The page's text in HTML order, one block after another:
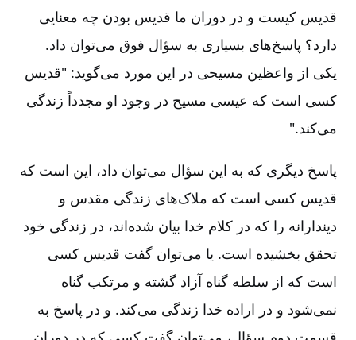
قدیس کیست و در دوران ما قدیس بودن چه معنایی
دارد؟ پاسخ‌های بسیاری به سؤال فوق می‌توان داد.
یکی از واعظین مسیحی در این مورد می‌گوید‌: "قدیس
کسی است که عیسی مسیح در وجود او مجدداً زندگی
می‌کند."
پاسخ دیگری که به این سؤال می‌توان داد، این است که
قدیس کسی است که ملاک‌های زندگی مقدس و
دیندارانه را که در کلام خدا بیان شده‌اند، در زندگی خود
تحقق بخشیده است‌. یا می‌توان گفت قدیس کسی
است که از سلطه گناه آزاد گشته و مرتکب گناه
نمی‌شود و در اراده خدا زندگی می‌کند. و در پاسخ به